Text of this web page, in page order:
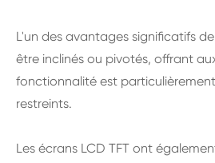
L'un des avantages significatifs
être inclinés ou pivotés, offrant
fonctionnalité est
restreints.
Les écrans LCD TFT ont